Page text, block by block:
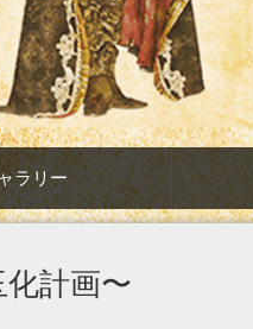
ラリー
計画〜